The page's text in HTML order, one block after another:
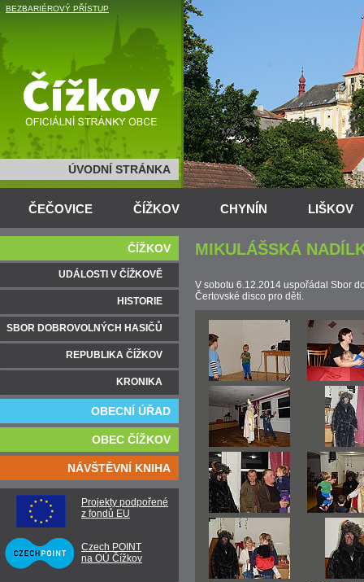
BEZBARIÉROVÝ PŘÍSTUP
ÚVODNÍ STRÁNKA
ČEČOVICE ČÍŽKOV CHYNÍN LIŠKOV
MIKULÁŠSKÁ
V sobotu 6.12.2014 uspořádal Sbor
Čertovské disco pro děti.
ČÍŽKOV
UDÁLOSTI V ČÍŽKOVĚ
HISTORIE
SBOR DOBROVOLNÝCH HASIČŮ
REPUBLIKA ČÍŽKOV
KRONIKA
OBECNÍ ÚŘAD
OBEC ČÍŽKOV
NÁVŠTĚVNÍ KNIHA
Projekty podpořené
z fondů EU
Czech POINT
na OÚ Čížkov